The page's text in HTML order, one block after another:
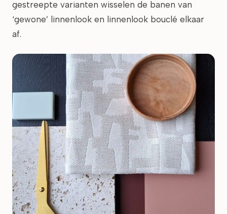
gestreepte varianten wisselen de banen van
‘gewone’ linnenlook en linnenlook bouclé elkaar
af.